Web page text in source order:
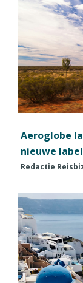
Aeroglobe
nieuwe
Redactie